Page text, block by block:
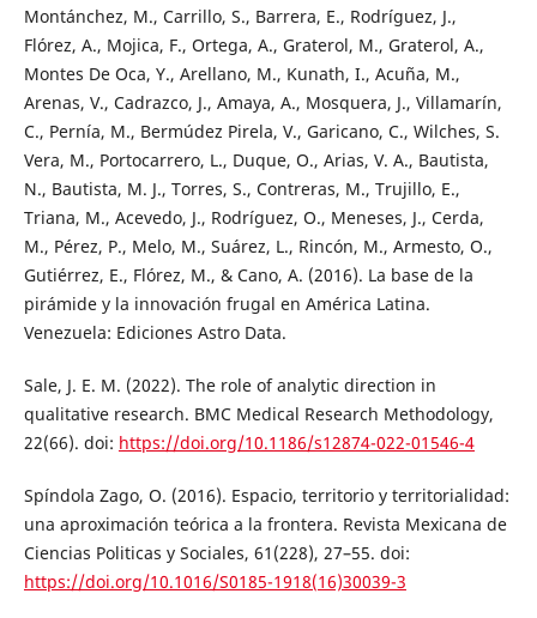
Montánchez, M., Carrillo, S., Barrera, E., Rodríguez, J.,
Flórez, A., Mojica, F., Ortega, A., Graterol, M., Graterol, A.,
Montes De Oca, Y., Arellano, M., Kunath, I., Acuña, M.,
Arenas, V., Cadrazco, J., Amaya, A., Mosquera, J., Villamarín,
C., Pernía, M., Bermúdez Pirela, V., Garicano, C., Wilches, S.
Vera, M., Portocarrero, L., Duque, O., Arias, V. A., Bautista,
N., Bautista, M. J., Torres, S., Contreras, M., Trujillo, E.,
Triana, M., Acevedo, J., Rodríguez, O., Meneses, J., Cerda,
M., Pérez, P., Melo, M., Suárez, L., Rincón, M., Armesto, O.,
Gutiérrez, E., Flórez, M., & Cano, A. (2016). La base de la
pirámide y la innovación frugal en América Latina.
Venezuela: Ediciones Astro Data.
Sale, J. E. M. (2022). The role of analytic direction in
qualitative research. BMC Medical Research Methodology,
22(66). doi: https://doi.org/10.1186/s12874-022-01546-4
Spíndola Zago, O. (2016). Espacio, territorio y territorialidad:
una aproximación teórica a la frontera. Revista Mexicana de
Ciencias Politicas y Sociales, 61(228), 27–55. doi:
https://doi.org/10.1016/S0185-1918(16)30039-3